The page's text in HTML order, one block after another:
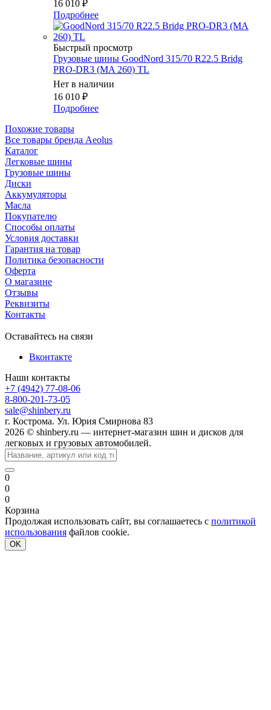
16 010 ₽
Подробнее
Быстрый просмотр
Грузовые шины GoodNord 315/70 R22.5 Bridg
PRO-DR3 (MA 260) TL
Нет в наличии
16 010 ₽
Подробнее
Похожие товары
Все товары бренда Aeolus
Каталог
Легковые шины
Грузовые шины
Диски
Аккумуляторы
Масла
Покупателю
Способы оплаты
Условия доставки
Гарантия на товар
Политика безопасности
Оферта
О магазине
Отзывы
Реквизиты
Контакты
Оставайтесь на связи
Вконтакте
Наши контакты
+7 (4942) 77-08-06
8-800-201-73-05
sale@shinbery.ru
г. Кострома. Ул. Юрия Смирнова 83
2026 © shinbery.ru — интернет-магазин шин и дисков для
легковых и грузовых автомобилей.
0
0
0
Корзина
Продолжая использовать сайт, вы соглашаетесь с политикой
использования файлов cookie.
OK